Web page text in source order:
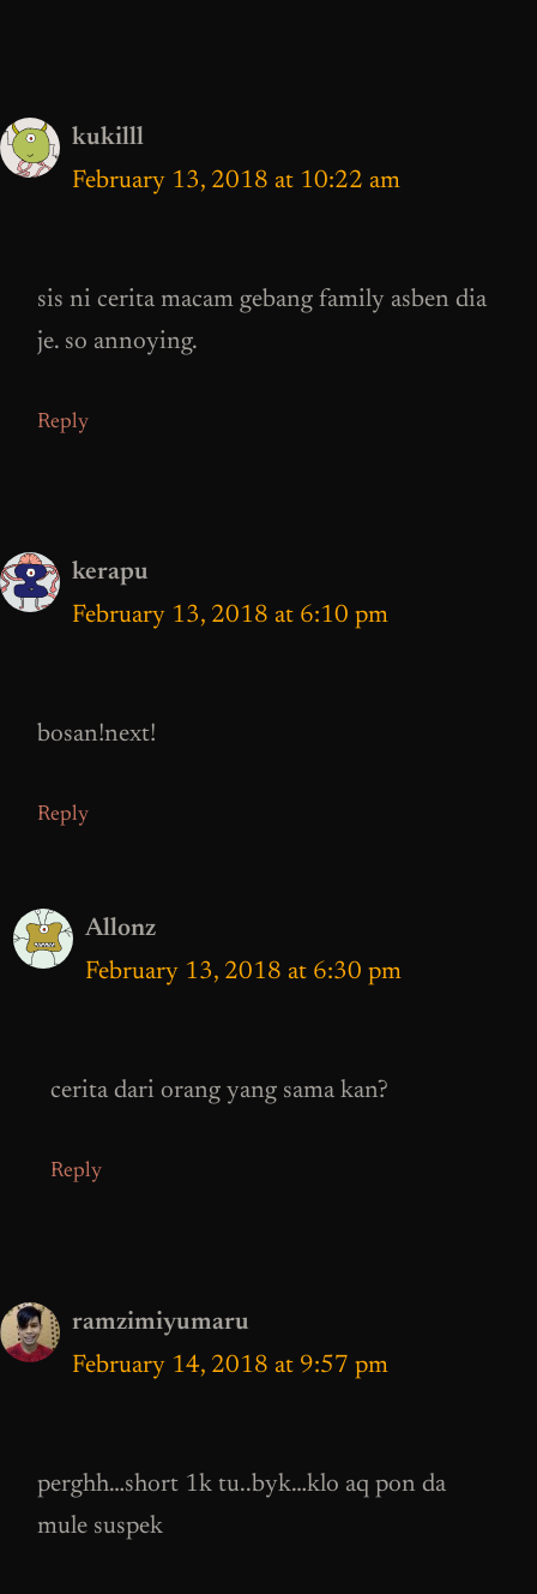
kukilll
February 13, 2018 at 10:22 am
sis ni cerita macam gebang family asben dia
je. so annoying.
Reply
kerapu
February 13, 2018 at 6:10 pm
bosan!next!
Reply
Allonz
February 13, 2018 at 6:30 pm
cerita dari orang yang sama kan?
Reply
ramzimiyumaru
February 14, 2018 at 9:57 pm
perghh…short 1k tu..byk…klo aq pon da
mule suspek